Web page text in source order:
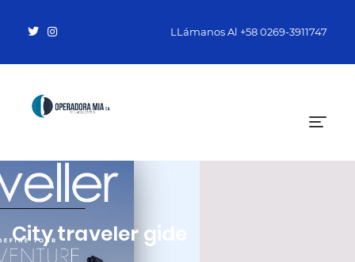
LLámanos Al +58 0269-3911747
City traveler gide